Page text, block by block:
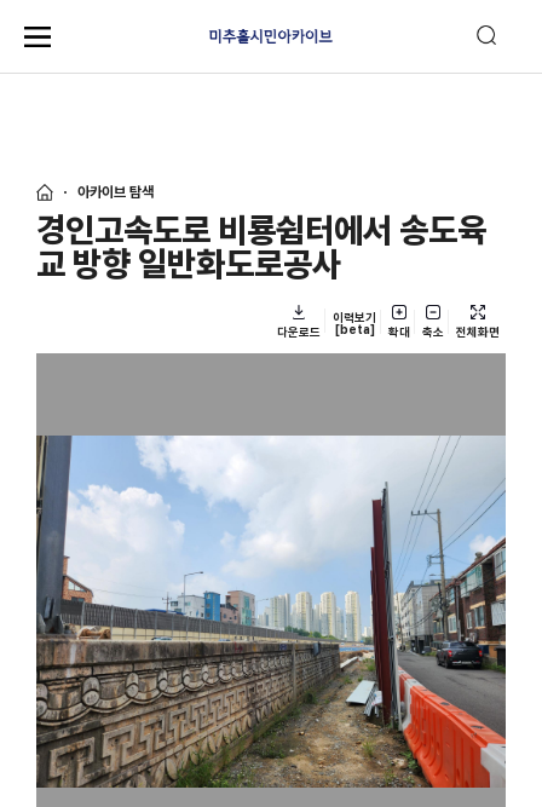
아카이브 탐색
경인고속도로 비룡쉼터에서 송도육
교 방향 일반화도로공사
다운로드
이력보기
[beta]
확대 축소 전체화면